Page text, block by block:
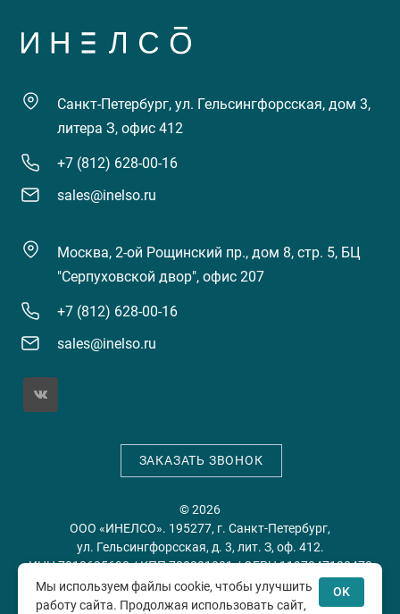
Санкт-Петербург, ул. Гельсингфорсская, дом 3,
литера З, офис 412
+7 (812) 628-00-16
sales@inelso.ru
Москва, 2-ой Рощинский пр., дом 8, стр. 5, БЦ
"Серпуховской двор", офис 207
+7 (812) 628-00-16
sales@inelso.ru
ЗАКАЗАТЬ ЗВОНОК
© 2026
ООО «ИНЕЛСО». 195277, г. Санкт-Петербург,
ул. Гельсингфорсская, д. 3, лит. З, оф. 412.
ИНН 7813635698 / КПП 780201001 / ОГРН 1197847128478
Мы используем файлы cookie, чтобы улучшить
работу сайта. Продолжая использовать сайт,
OK